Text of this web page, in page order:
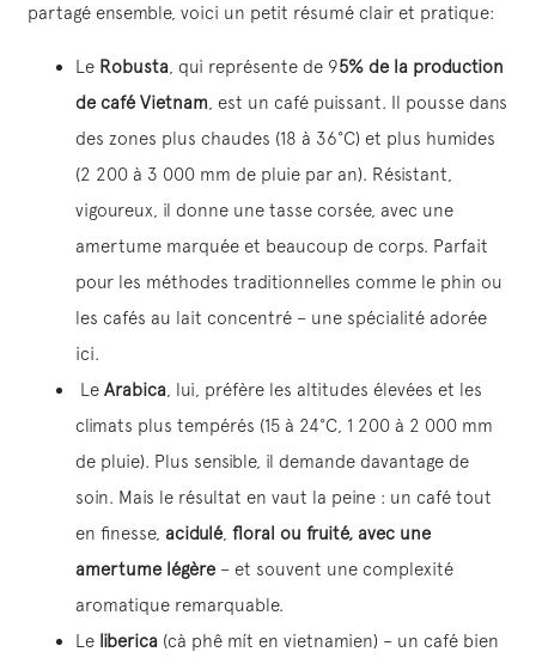
partagé ensemble, voici un petit résumé clair et pratique:
Le Robusta , qui représente de 95% de la production
de café Vietnam , est un café puissant. Il pousse dans
des zones plus chaudes (18 à 36°C) et plus humides
(2 200 à 3 000 mm de pluie par an). Résistant,
vigoureux, il donne une tasse corsée, avec une
amertume marquée et beaucoup de corps. Parfait
pour les méthodes traditionnelles comme le phin ou
les cafés au lait concentré – une spécialité adorée
ici.
Le Arabica , lui, préfère les altitudes élevées et les
climats plus tempérés (15 à 24°C, 1 200 à 2 000 mm
de pluie). Plus sensible, il demande davantage de
soin. Mais le résultat en vaut la peine : un café tout
en finesse, acidulé, floral ou fruité, avec une
amertume légère– et souvent une complexité
aromatique remarquable.
Le liberica (cà phê mít en vietnamien) – un café bien